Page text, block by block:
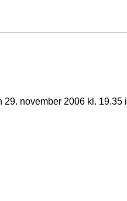
november 2006 kl. 19.35 i